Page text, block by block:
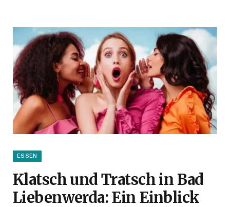
ESSEN
Klatsch und Tratsch in Bad
Liebenwerda: Ein Einblick